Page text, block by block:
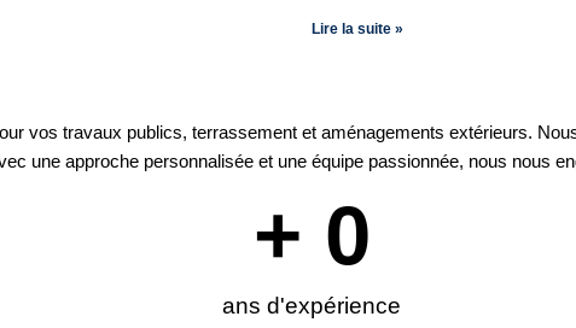
Lire la suite »
vos travaux publics, terrassement et aménagements extérieurs.
une approche personnalisée et une équipe passionnée, nous nous
ans d'expérience
+ 0